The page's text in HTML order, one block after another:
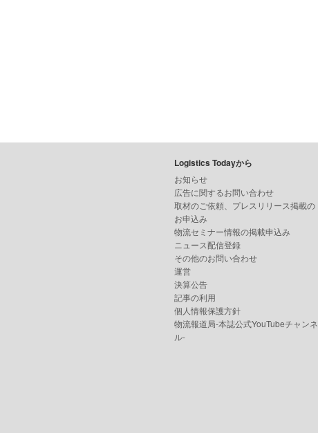
Logistics Todayから
お知らせ
広告に関するお問い合わせ
取材のご依頼、プレスリリース掲載の
お申込み
物流セミナー情報の掲載申込み
ニュース配信登録
その他のお問い合わせ
運営
決算公告
記事の利用
個人情報保護方針
物流報道局-本誌公式YouTubeチャンネ
ル-